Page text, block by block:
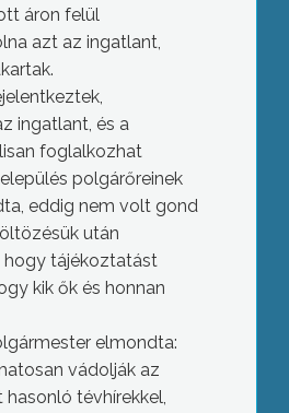
áron felül
azt az ingatlant,
ingatlant, és a
foglalkozhat
polgárőreinek
eddig nem volt gond
után
hogy tájékoztatást
kik ők és honnan
elmondta:
vádolják az
tévhírekkel,